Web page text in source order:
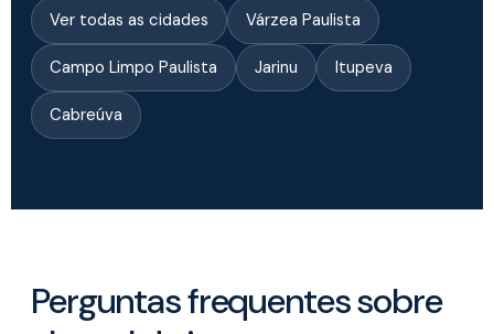
Ver todas as cidades Várzea Paulista
Campo Limpo Paulista Jarinu Itupeva
Cabreúva
Perguntas frequentes sobre